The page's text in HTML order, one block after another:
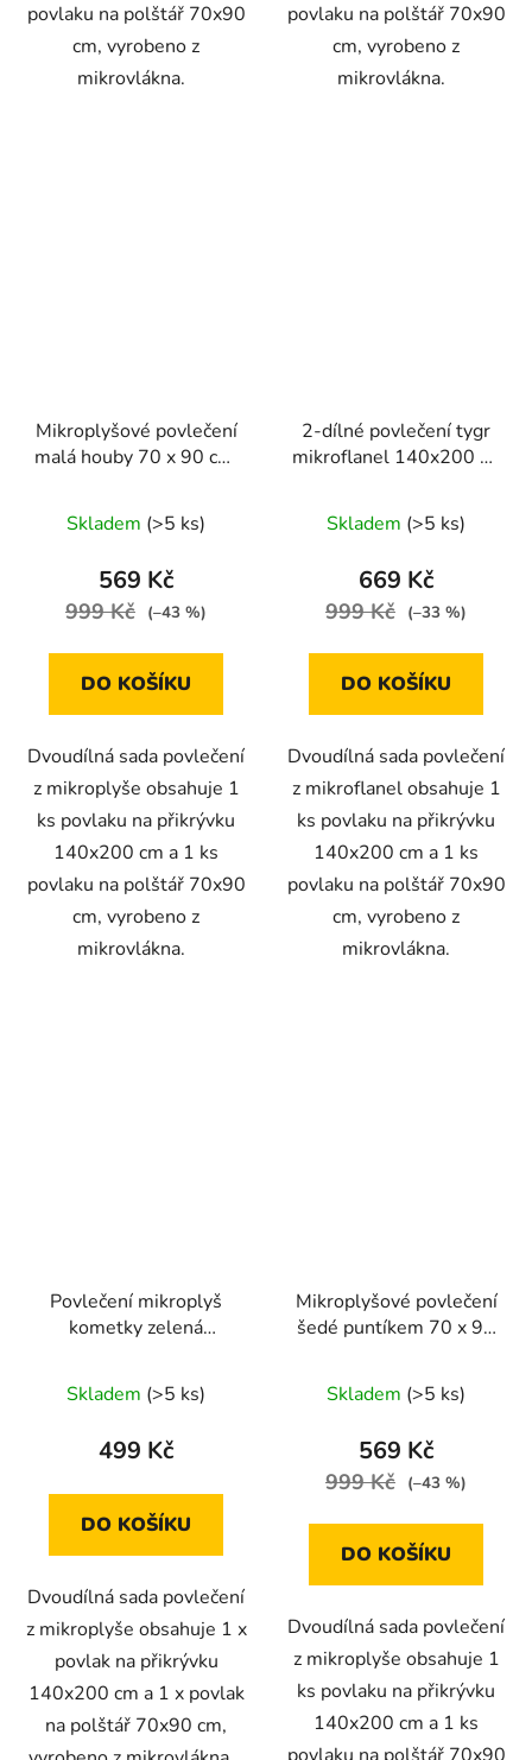
povlaku na polštář 70x90
cm, vyrobeno z
mikrovlákna.
povlaku na polštář 70x90
cm, vyrobeno z
mikrovlákna.
Mikroplyšové povlečení
malá houby 70 x 90 cm,
Skladem (>5 ks)
569 Kč
999 Kč (–43 %)
DO KOŠÍKU
Dvoudílná sada povlečení
z mikroplyše obsahuje 1
ks povlaku na přikrývku
140x200 cm a 1 ks
povlaku na polštář 70x90
cm, vyrobeno z
mikrovlákna.
2-dílné povlečení tygr
mikroflanel 140x200 na
Skladem (>5 ks)
669 Kč
999 Kč (–33 %)
DO KOŠÍKU
Dvoudílná sada povlečení
z mikroflanel obsahuje 1
ks povlaku na přikrývku
140x200 cm a 1 ks
povlaku na polštář 70x90
cm, vyrobeno z
mikrovlákna.
Povlečení mikroplyš
kometky zelená
Skladem (>5 ks)
499 Kč
DO KOŠÍKU
Dvoudílná sada povlečení
z mikroplyše obsahuje 1 x
povlak na přikrývku
140x200 cm a 1 x povlak
na polštář 70x90 cm,
Mikroplyšové povlečení
šedé puntíkem 70 x 90
Skladem (>5 ks)
569 Kč
999 Kč (–43 %)
DO KOŠÍKU
Dvoudílná sada povlečení
z mikroplyše obsahuje 1
ks povlaku na přikrývku
140x200 cm a 1 ks